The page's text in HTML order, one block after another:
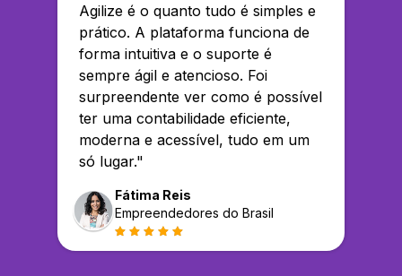
Agilize é o quanto tudo é simples e
prático. A plataforma funciona de
forma intuitiva e o suporte é
sempre ágil e atencioso. Foi
surpreendente ver como é possível
ter uma contabilidade eficiente,
moderna e acessível, tudo em um
só lugar."
Fátima Reis
Empreendedores do Brasil